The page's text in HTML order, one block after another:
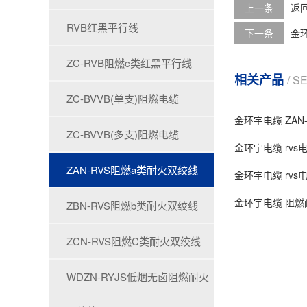
RVB红黑平行线
ZC-RVB阻燃c类红黑平行线
ZC-BVVB(单支)阻燃电缆
ZC-BVVB(多支)阻燃电缆
ZAN-RVS阻燃a类耐火双绞线
ZBN-RVS阻燃b类耐火双绞线
ZCN-RVS阻燃C类耐火双绞线
WDZN-RYJS低烟无卤阻燃耐火
上一条
返
下一条
金
相关产品 /
金环宇电缆
金环宇电缆 rvs
金环宇电缆 rvs
金环宇电缆 阻